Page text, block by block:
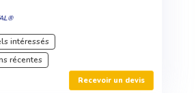
intéressés
récentes
Recevoir un devis